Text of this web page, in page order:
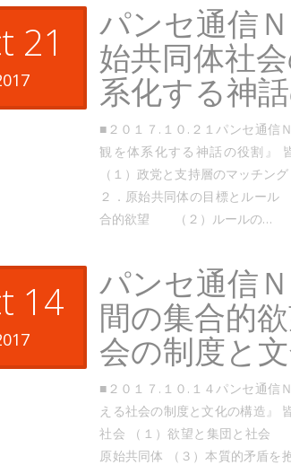
21
パンセ通信
始共同体社
系化する神話
■２０１７.１０.２１パンセ通信
観を体系化する神話の役割』
（１）政党と支持層のマッチ
２．原始共同体の目標とルール
合的欲望 （２）ルールの…
14
パンセ通信
間の集合的
会の制度と文
■２０１７.１０.１４パンセ通信
える社会の制度と文化の構造』
社会 （１）欲望と集団
原始共同体 （３）本質的矛盾を